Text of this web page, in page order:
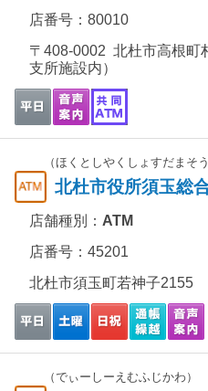
店番号：80010
〒408-0002 北杜市高根町
支所施設内）
（ほくとしやくしょすだまそ
北杜市役所須玉総
店舗種別： ATM
店番号：45201
北杜市須玉町若神子2155
（でぃーしーえむふじかわ）